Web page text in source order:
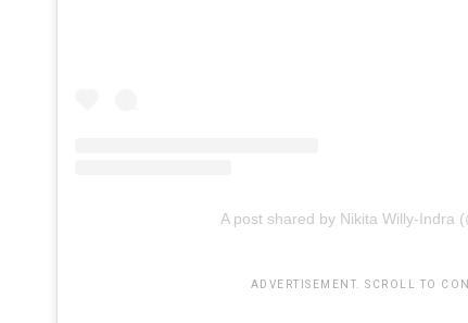
A post shared by Nikita Willy-Indra
ADVERTISEMENT. SCROLL TO